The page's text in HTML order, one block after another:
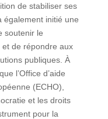
de stabiliser ses
également initié une
soutenir le
de répondre aux
publiques. À
l’Office d’aide
(ECHO),
et les droits
pour la